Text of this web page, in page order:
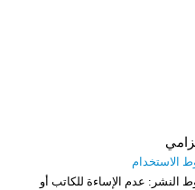
الاستخدام
النشر: عدم الإساءة للكاتب أو